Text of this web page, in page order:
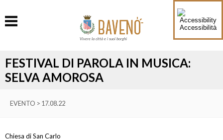
Accessibilità
Vivere la città e i suoi borghi
FESTIVAL DI PAROLA IN MUSICA:
SELVA AMOROSA
EVENTO > 17.08.22
Chiesa di San Carlo